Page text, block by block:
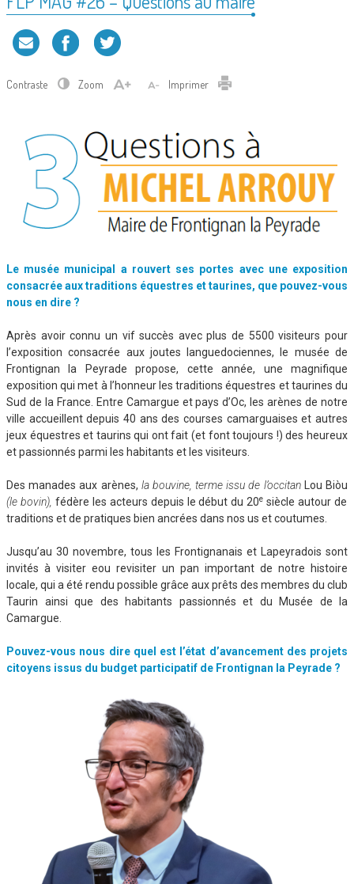
Contraste Zoom Imprimer
Le musée municipal a rouvert ses portes avec une exposition
consacrée aux traditions équestres et taurines, que pouvez-vous
nous en dire ?
Après avoir connu un vif succès avec plus de 5500 visiteurs pour
l’exposition consacrée aux joutes languedociennes, le musée de
Frontignan la Peyrade propose, cette année, une magnifique
exposition qui met à l’honneur les traditions équestres et taurines du
Sud de la France. Entre Camargue et pays d’Oc, les arènes de notre
ville accueillent depuis 40 ans des courses camarguaises et autres
jeux équestres et taurins qui ont fait (et font toujours !) des heureux
et passionnés parmi les habitants et les visiteurs.
Des manades aux arènes, la bouvine, terme issu de l’occitan
Lou Biòu
(le bovin), fédère les acteurs depuis le début du 20e siècle autour de
traditions et de pratiques bien ancrées dans nos us et coutumes.
Jusqu’au 30 novembre, tous les Frontignanais et Lapeyradois sont
invités à visiter eou revisiter un pan important de notre histoire
locale, qui a été rendu possible grâce aux prêts des membres du club
Taurin ainsi que des habitants passionnés et du Musée de la
Camargue.
Pouvez-vous nous dire quel est l’état d’avancement des projets
citoyens issus du budget participatif de Frontignan la Peyrade ?